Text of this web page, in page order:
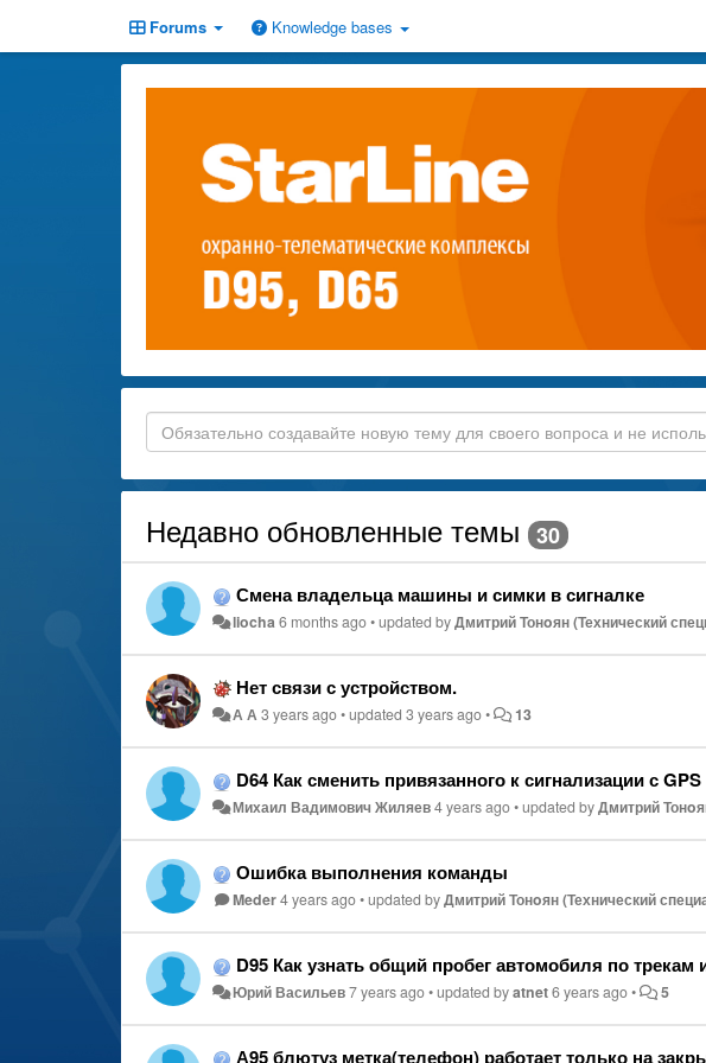
Forums Knowledge bases
Недавно обновленные темы 30
Смена владельца машины и симки в сигналке
liocha6 months ago•updated byДмитрий Тонoян (Технический
Нет связи с устройством.
А А3 years ago•updated3 years ago• 13
D64 Как сменить привязанного к сигнализации с
Михаил Вадимович Жиляев4 years ago•updated byДмитрий
Ошибка выполнения команды
Meder4 years ago•updated byДмитрий Тонoян (Технический
D95 Как узнать общий пробег автомобиля по трекам
Юрий Васильев7 years ago•updated byatnet6 years ago• 5
А95 блютуз метка(телефон) работает только на